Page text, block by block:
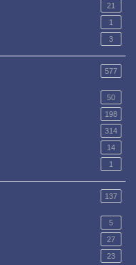
21
1
3
577
50
198
314
14
1
137
5
27
23